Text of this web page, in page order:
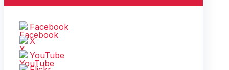
Facebook
X
YouTube